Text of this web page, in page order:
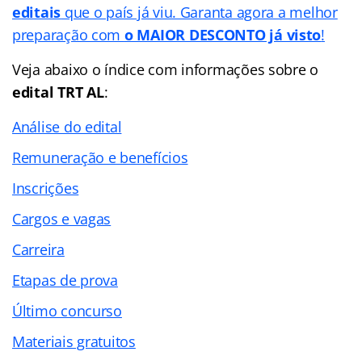
editais que o país já viu. Garanta agora a melhor
preparação com o MAIOR DESCONTO já visto!
Veja abaixo o índicecom informações sobre o
edital TRT AL:
Análise do edital
Remuneração e benefícios
Inscrições
Cargos e vagas
Carreira
Etapas de prova
Último concurso
Materiais gratuitos